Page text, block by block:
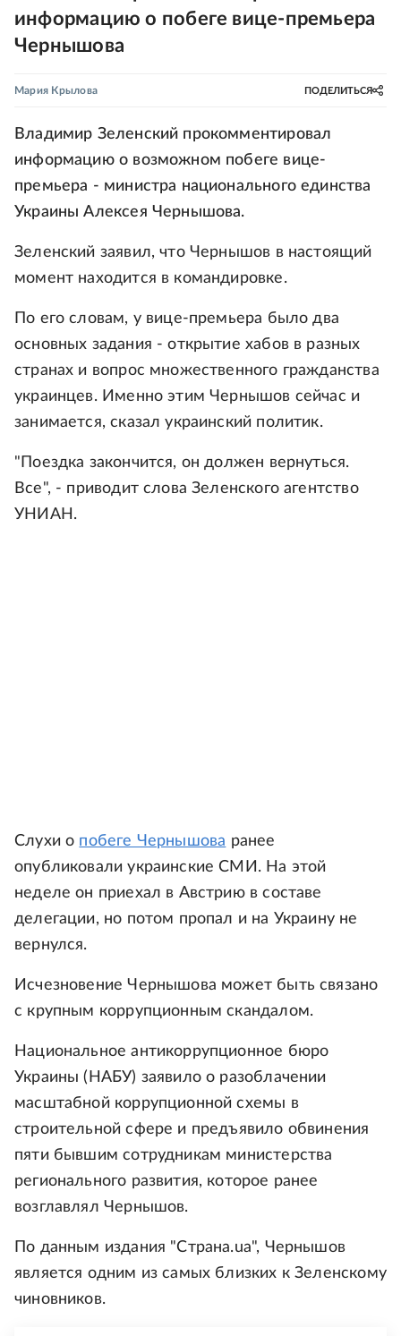
информацию о побеге вице-премьера
Чернышова
Мария Крылова ПОДЕЛИТЬСЯ
Владимир Зеленский прокомментировал
информацию о возможном побеге вице-
премьера - министра национального единства
Украины Алексея Чернышова.
Зеленский заявил, что Чернышов в настоящий
момент находится в командировке.
По его словам, у вице-премьера было два
основных задания - открытие хабов в разных
странах и вопрос множественного гражданства
украинцев. Именно этим Чернышов сейчас и
занимается, сказал украинский политик.
"Поездка закончится, он должен вернуться.
Все", - приводит слова Зеленского агентство
УНИАН.
Слухи о побеге Чернышова ранее
опубликовали украинские СМИ. На этой
неделе он приехал в Австрию в составе
делегации, но потом пропал и на Украину не
вернулся.
Исчезновение Чернышова может быть связано
с крупным коррупционным скандалом.
Национальное антикоррупционное бюро
Украины (НАБУ) заявило о разоблачении
масштабной коррупционной схемы в
строительной сфере и предъявило обвинения
пяти бывшим сотрудникам министерства
регионального развития, которое ранее
возглавлял Чернышов.
По данным издания "Страна.ua", Чернышов
является одним из самых близких к Зеленскому
чиновников.